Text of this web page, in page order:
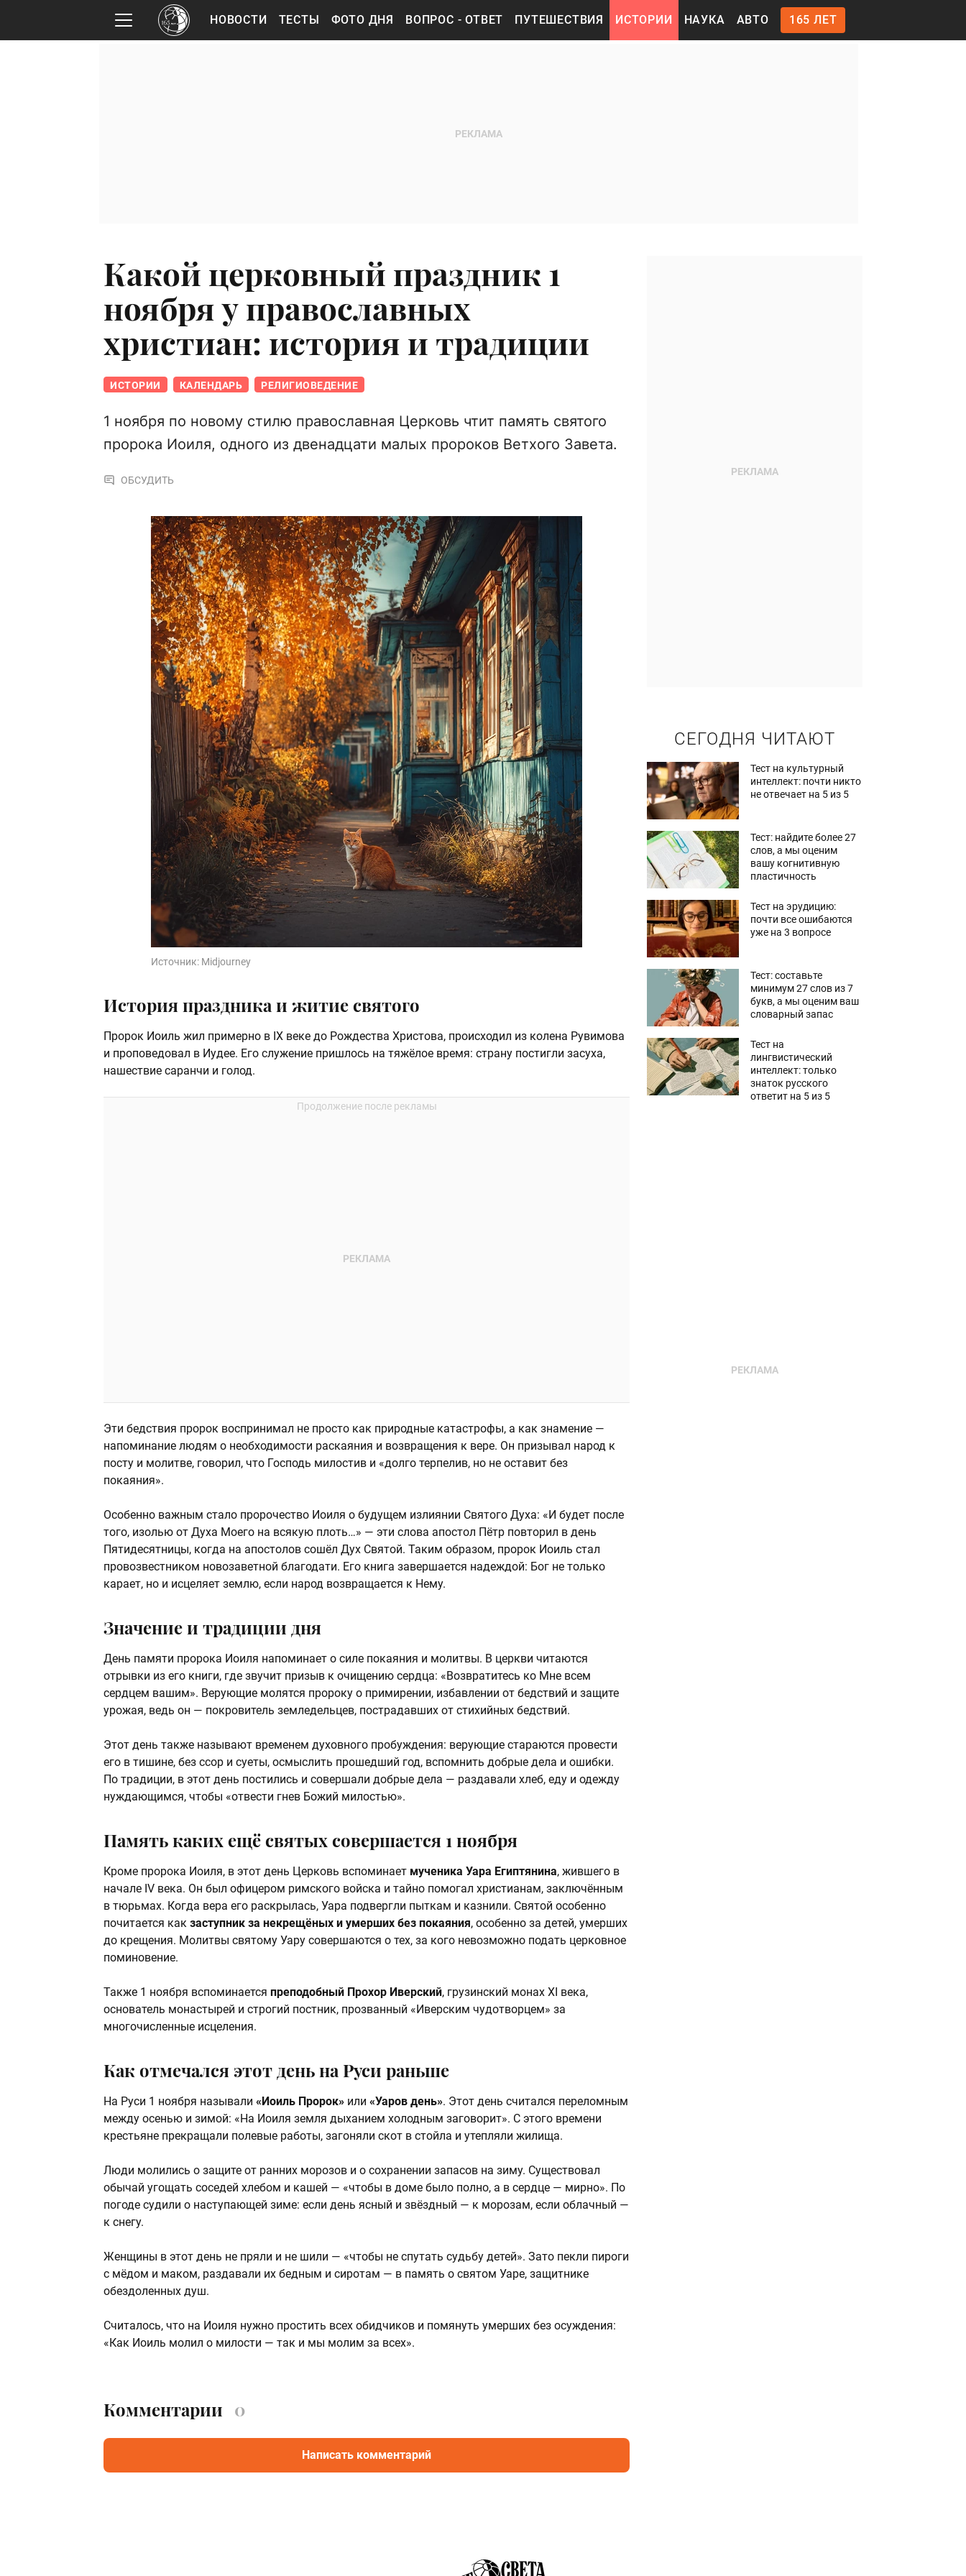
НОВОСТИ ТЕСТЫ ФОТО ДНЯ ВОПРОС - ОТВЕТ ПУТЕШЕСТВИЯ ИСТОРИИ НАУКА АВТО 165 ЛЕТ
Какой церковный праздник 1
ноября у православных
христиан: история и традиции
ИСТОРИИ КАЛЕНДАРЬ РЕЛИГИОВЕДЕНИЕ
1 ноября по новому стилю православная Церковь чтит память святого
пророка Иоиля, одного из двенадцати малых пророков Ветхого Завета.
ОБСУДИТЬ
Источник: Midjourney
История праздника и житие святого
Пророк Иоиль жил примерно в IX веке до Рождества Христова, происходил из колена Рувимова
и проповедовал в Иудее. Его служение пришлось на тяжёлое время: страну постигли засуха,
нашествие саранчи и голод.
Эти бедствия пророк воспринимал не просто как природные катастрофы, а как знамение —
напоминание людям о необходимости раскаяния и возвращения к вере. Он призывал народ к
посту и молитве, говорил, что Господь милостив и «долго терпелив, но не оставит без
покаяния».
Особенно важным стало пророчество Иоиля о будущем излиянии Святого Духа: «И будет после
того, изолью от Духа Моего на всякую плоть…» — эти слова апостол Пётр повторил в день
Пятидесятницы, когда на апостолов сошёл Дух Святой. Таким образом, пророк Иоиль стал
провозвестником новозаветной благодати. Его книга завершается надеждой: Бог не только
карает, но и исцеляет землю, если народ возвращается к Нему.
Значение и традиции дня
День памяти пророка Иоиля напоминает о силе покаяния и молитвы. В церкви читаются
отрывки из его книги, где звучит призыв к очищению сердца: «Возвратитесь ко Мне всем
сердцем вашим». Верующие молятся пророку о примирении, избавлении от бедствий и защите
урожая, ведь он — покровитель земледельцев, пострадавших от стихийных бедствий.
Этот день также называют временем духовного пробуждения: верующие стараются провести
его в тишине, без ссор и суеты, осмыслить прошедший год, вспомнить добрые дела и ошибки.
По традиции, в этот день постились и совершали добрые дела — раздавали хлеб, еду и одежду
нуждающимся, чтобы «отвести гнев Божий милостью».
Память каких ещё святых совершается 1 ноября
Кроме пророка Иоиля, в этот день Церковь вспоминает мученика Уара Египтянина, жившего в
начале IV века. Он был офицером римского войска и тайно помогал христианам, заключённым
в тюрьмах. Когда вера его раскрылась, Уара подвергли пыткам и казнили. Святой особенно
почитается как заступник за некрещёных и умерших без покаяния, особенно за детей, умерших
до крещения. Молитвы святому Уару совершаются о тех, за кого невозможно подать церковное
поминовение.
Также 1 ноября вспоминается преподобный Прохор Иверский, грузинский монах XI века,
основатель монастырей и строгий постник, прозванный «Иверским чудотворцем» за
многочисленные исцеления.
Как отмечался этот день на Руси раньше
На Руси 1 ноября называли «Иоиль Пророк» или «Уаров день». Этот день считался переломным
между осенью и зимой: «На Иоиля земля дыханием холодным заговорит». С этого времени
крестьяне прекращали полевые работы, загоняли скот в стойла и утепляли жилища.
Люди молились о защите от ранних морозов и о сохранении запасов на зиму. Существовал
обычай угощать соседей хлебом и кашей — «чтобы в доме было полно, а в сердце — мирно». По
погоде судили о наступающей зиме: если день ясный и звёздный — к морозам, если облачный —
к снегу.
Женщины в этот день не пряли и не шили — «чтобы не спутать судьбу детей». Зато пекли пироги
с мёдом и маком, раздавали их бедным и сиротам — в память о святом Уаре, защитнике
обездоленных душ.
Считалось, что на Иоиля нужно простить всех обидчиков и помянуть умерших без осуждения:
«Как Иоиль молил о милости — так и мы молим за всех».
СЕГОДНЯ ЧИТАЮТ
Тест на культурный
интеллект: почти никто
не отвечает на 5 из 5
Тест: найдите более 27
слов, а мы оценим
вашу когнитивную
пластичность
Тест на эрудицию:
почти все ошибаются
уже на 3 вопросе
Тест: составьте
минимум 27 слов из 7
букв, а мы оценим ваш
словарный запас
Тест на
лингвистический
интеллект: только
знаток русского
ответит на 5 из 5
Комментарии 0
Написать комментарий